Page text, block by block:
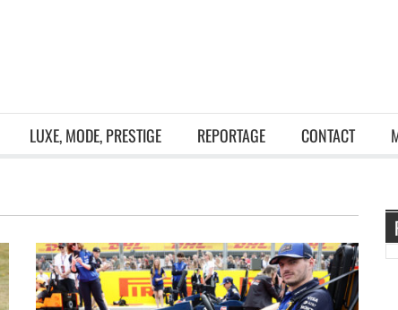
LUXE, MODE, PRESTIGE REPORTAGE CONTACT